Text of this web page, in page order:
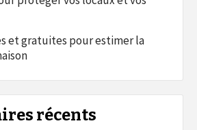
et gratuites pour estimer la
récents